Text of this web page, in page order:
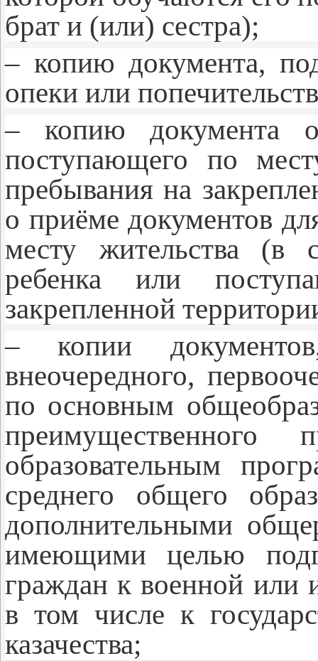
брат и (или) сестра);
– копию документа,
опеки или
– копию документа
поступающего по
пребывания на
о приёме документов
месту жительства (в
ребенка или
закрепленной
– копии
внеочередного,
по основным
образовательным
среднего общего
дополнительными
имеющими целью
граждан к военной или
в том числе к
казачества;